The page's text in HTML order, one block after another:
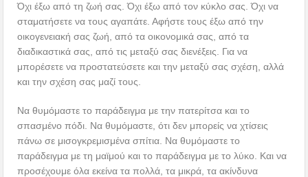
Όχι έξω από τη ζωή σας. Όχι έξω από τον κύκλο σας. Όχι να
σταματήσετε να τους αγαπάτε. Αφήστε τους έξω από την
οικογενειακή σας ζωή, από τα οικονομικά σας, από τα
διαδικαστικά σας, από τις μεταξύ σας διενέξεις. Για να
μπορέσετε να προστατεύσετε και την μεταξύ σας σχέση, αλλά
και την σχέση σας μαζί τους.
Να θυμόμαστε το παράδειγμα με την πατερίτσα και το
σπασμένο πόδι. Να θυμόμαστε, ότι δεν μπορείς να χτίσεις
πάνω σε μισογκρεμισμένα σπίτια. Να θυμόμαστε το
παράδειγμα με τη μαϊμού και το παράδειγμα με το λύκο. Και να
προσέχουμε όλα εκείνα τα πολλά, τα μικρά, τα ακίνδυνα